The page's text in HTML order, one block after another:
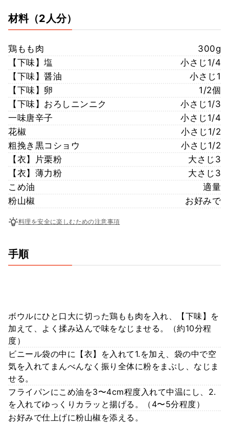
材料（2人分）
鶏もも肉
300g
【下味】塩
小さじ1/4
【下味】醤油
小さじ1
【下味】卵
1/2個
【下味】おろしニンニク
小さじ1/3
一味唐辛子
小さじ1/4
花椒
小さじ1/2
粗挽き黒コショウ
小さじ1/2
【衣】片栗粉
大さじ3
【衣】薄力粉
大さじ3
こめ油
適量
粉山椒
お好みで
料理を安全に楽しむための注意事項
手順
ボウルにひと口大に切った鶏もも肉を入れ、【下味】を
加えて、よく揉み込んで味をなじませる。（約10分程
度）
ビニール袋の中に【衣】を入れて1.を加え、袋の中で空
気を入れてまんべんなく振り全体に粉をまぶし、なじま
せる。
フライパンにこめ油を3〜4cm程度入れて中温にし、2.
を入れてゆっくりカラッと揚げる。（4〜5分程度）
お好みで仕上げに粉山椒を添える。